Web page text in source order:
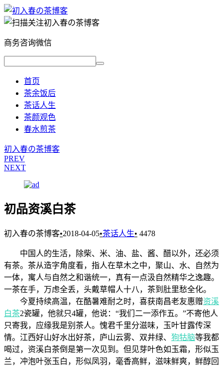
商务咨询微信
首页
茶余饭后
茶话人生
茶颜观色
春水煎茶
初入春の茶博客
PREV
NEXT
初品资溪白茶
初入春の茶博客•2018-04-05•茶话人生• 4478
中国人的生活，除柴、米、油、盐、酱、醋以外，还必须
有茶。茶从造字角度看，指人在草木之中，聚山、水、自然为
一体，寓人与自然之和谐统一，真有一点汲自然精华之逸趣。
一茶在手，万虑全丢，头戴草帽人十八，茶到肚里愁全化。
今夏持续高温，在酷暑难耐之时，喜获南昌老友惠赠资溪
白茶2瓷罐，他就只4罐，他说：“我们二一添作五。”不寄他人
只寄我，应缘我是别茶人。愧君千里分滋味，玉叶甘露传深
情。江西好山好水出好茶，庐山云雾、双井绿、 狗牯脑等我都
喝过，资溪白茶倒是第一次见到。但见芽叶色如玉霜，形似玉
兰，冲泡叶张玉白，形似凤羽，毫香高鲜，滋味鲜爽，鲜醇回